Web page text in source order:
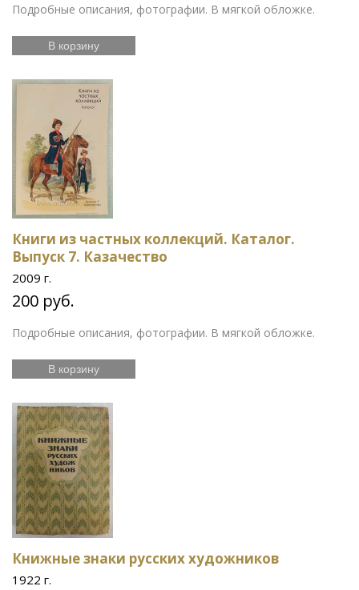
Подробные описания, фотографии. В мягкой обложке.
В корзину
Книги из частных коллекций. Каталог.
Выпуск 7. Казачество
2009 г.
200 руб.
Подробные описания, фотографии. В мягкой обложке.
В корзину
Книжные знаки русских художников
1922 г.